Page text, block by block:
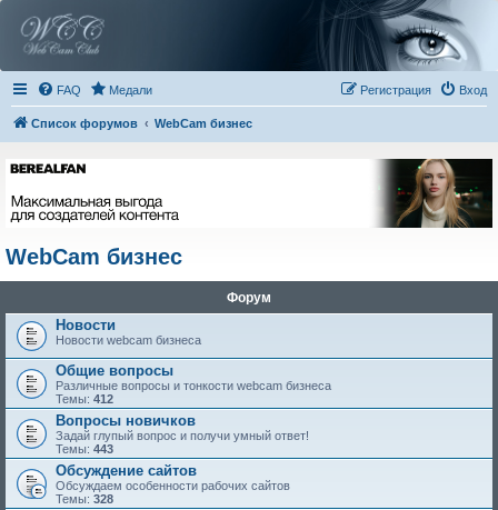
FAQ Медали Вход
Регистрация
Список форумов WebCam бизнес
WebCam бизнес
Форум
Новости
Новости webcam бизнеса
Общие вопросы
Различные вопросы и тонкости webcam бизнеса
Темы: 412
Вопросы новичков
Задай глупый вопрос и получи умный ответ!
Темы: 443
Обсуждение сайтов
Обсуждаем особенности рабочих сайтов
Темы: 328